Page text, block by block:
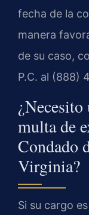
fecha de la
manera
de su caso,
P.C. al (888)
¿Necesito
multa de
Condado
Virginia?
Si su cargo